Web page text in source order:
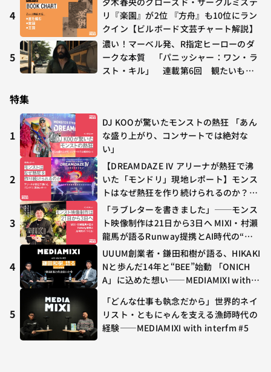
4
リ『楽園』が2位 『方舟』も10位にラン
クイン【ビルボード文芸チャート解説】
5
濃い！マーベル発、R指定ヒーローのダ
ークな本質 「パニッシャー：ワン・ラ
スト・キル」 連載第6回 観たいもの
特集
1
DJ KOOが驚いたモンストの熱狂 「あん
な盛り上がり、コンサートでは絶対な
い」
2
【DREAMDAZE Ⅳ アリーナが熱狂で沸
いた「モンドリ」現地レポート】モンス
トはなぜ熱狂を作り続けられるのか？コ
ラボ初の“真獣神化”やDJ KOO、てつ
や、兎田ぺこら、壱百満天原サロメらも
集結
3
「ラブレターを書きました」──モンス
ト映像制作は21日から3日へ MIXI・村瀨
龍馬が語るRunway提携とAI時代の“つ
くる”
4
UUUM創業者・鎌田和樹が語る、HIKAKI
Nと歩んだ14年と“BEE”始動 「ONICH
A」に込めた想い——MEDIAMIXI with in
5
「どんな仕事も執念だから」世界的ネイ
リスト・ともにゃんを支える漁師時代の
経験——MEDIAMIXI with interfm #5